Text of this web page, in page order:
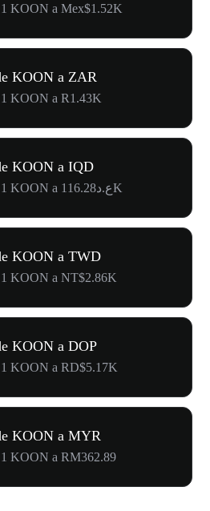
KOON a Mex$1.52K
KOON a ZAR
KOON a R1.43K
KOON a IQD
Conversión de 1 KOON a ع.د116.28K
KOON a TWD
1 KOON a NT$2.86K
KOON a DOP
KOON a RD$5.17K
KOON a MYR
KOON a RM362.89